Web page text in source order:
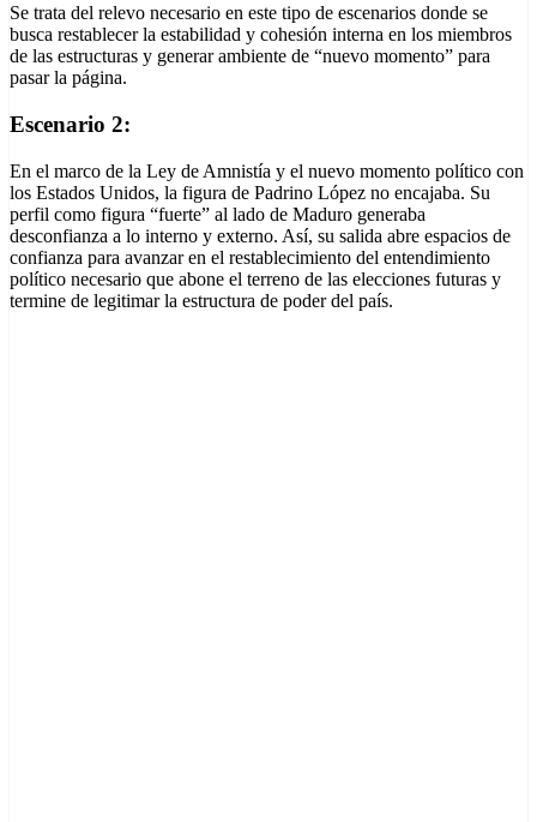
Se trata del relevo necesario en este tipo de escenarios donde se
busca restablecer la estabilidad y cohesión interna en los miembros
de las estructuras y generar ambiente de “nuevo momento” para
pasar la página.
Escenario 2:
En el marco de la Ley de Amnistía y el nuevo momento político con
los Estados Unidos, la figura de Padrino López no encajaba. Su
perfil como figura “fuerte” al lado de Maduro generaba
desconfianza a lo interno y externo. Así, su salida abre espacios de
confianza para avanzar en el restablecimiento del entendimiento
político necesario que abone el terreno de las elecciones futuras y
termine de legitimar la estructura de poder del país.